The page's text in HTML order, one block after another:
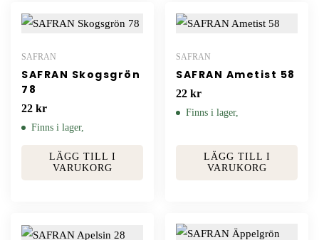
SAFRAN
SAFRAN Skogsgrön
78
22 kr
Finns i lager,
LÄGG TILL I
VARUKORG
SAFRAN
SAFRAN Ametist 58
22 kr
Finns i lager,
LÄGG TILL I
VARUKORG